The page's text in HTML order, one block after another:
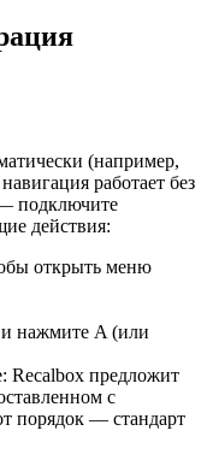
(например,
работает без
подключите
действия:
открыть меню
нажмите A (или
Recalbox предложит
с
порядок — стандарт